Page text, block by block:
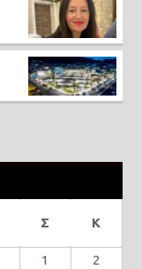
Σ Κ
1
2